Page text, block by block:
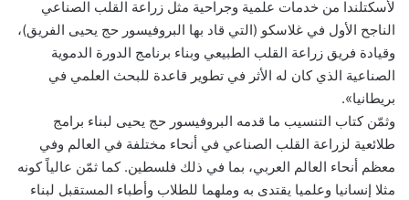
لأسكتلندا من خدمات علمية وجراحية مثل زراعة القلب الصناعي
الناجح الأول في غلاسكو (التي قاد بها البروفيسور حج يحيى الفريق)،
وقيادة فريق زراعة القلب الطبيعي وبناء برنامج الدورة الدموية
الصناعية الذي كان له الأثر في تطوير قاعدة للبحث العلمي في
بريطانيا».
وثمّن كتاب التنسيب ما قدمه البروفيسور حج يحيى لبناء برامج
طلائعية لزراعة القلب الصناعي في أنحاء مختلفة في العالم وفي
معظم أنحاء العالم العربي، بما في ذلك فلسطين. كما ثمّن عالياً كونه
مثلا إنسانيا وعلميا يقتدى به وملهما للطلاب وأطباء المستقبل لبناء